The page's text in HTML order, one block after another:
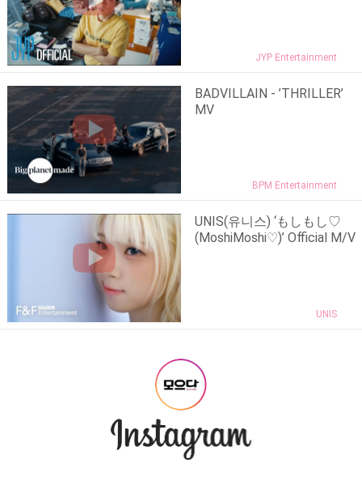
JYP Entertainment
BADVILLAIN - ’THRILLER’
MV
BPM Entertainment
UNIS(유니스) ‘もしもし♡
(MoshiMoshi♡)’ Official M/V
UNIS